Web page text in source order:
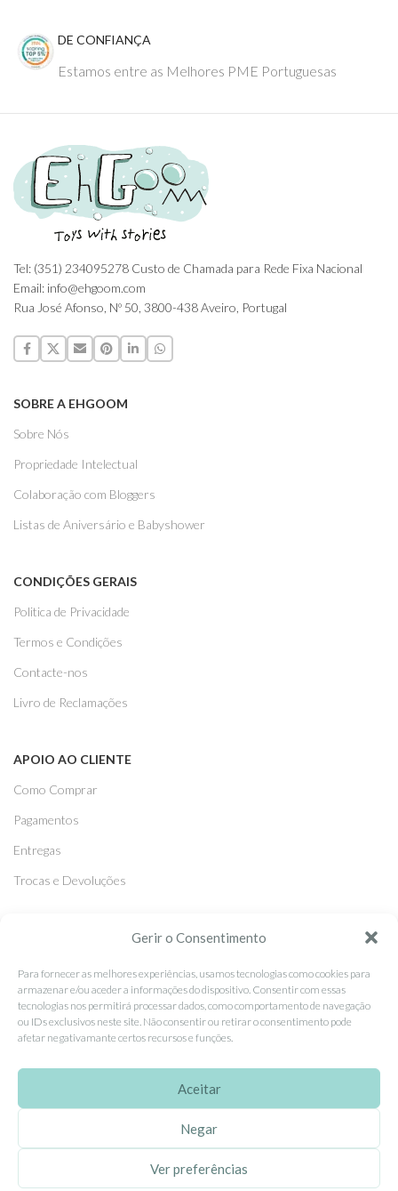
Gerir o Consentimento
Para fornecer as melhores experiências, usamos tecnologias como cookies para
armazenar e/ou aceder a informações do dispositivo. Consentir com essas
tecnologias nos permitirá processar dados, como comportamento de navegação
ou IDs exclusivos neste site. Não consentir ou retirar o consentimento pode
afetar negativamante certos recursos e funções.
Aceitar
Negar
Ver preferências
DE CONFIANÇA
Estamos entre as Melhores PME Portuguesas
Tel: (351) 234095278 Custo de Chamada para Rede Fixa Nacional
Email: info@ehgoom.com
Rua José Afonso, Nº 50, 3800-438 Aveiro, Portugal
SOBRE A EHGOOM
Sobre Nós
Propriedade Intelectual
Colaboração com Bloggers
Listas de Aniversário e Babyshower
CONDIÇÕES GERAIS
Politica de Privacidade
Termos e Condições
Contacte-nos
Livro de Reclamações
APOIO AO CLIENTE
Como Comprar
Pagamentos
Entregas
Trocas e Devoluções
Facebook
Instagram
Pinterest
EhGoom2026 Criado porDumbanengue, Lda.